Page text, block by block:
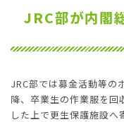
JRC部が内閣
JRC部では募金活動等の
降、卒業生の作業服を回
した上で更生保護施設へ